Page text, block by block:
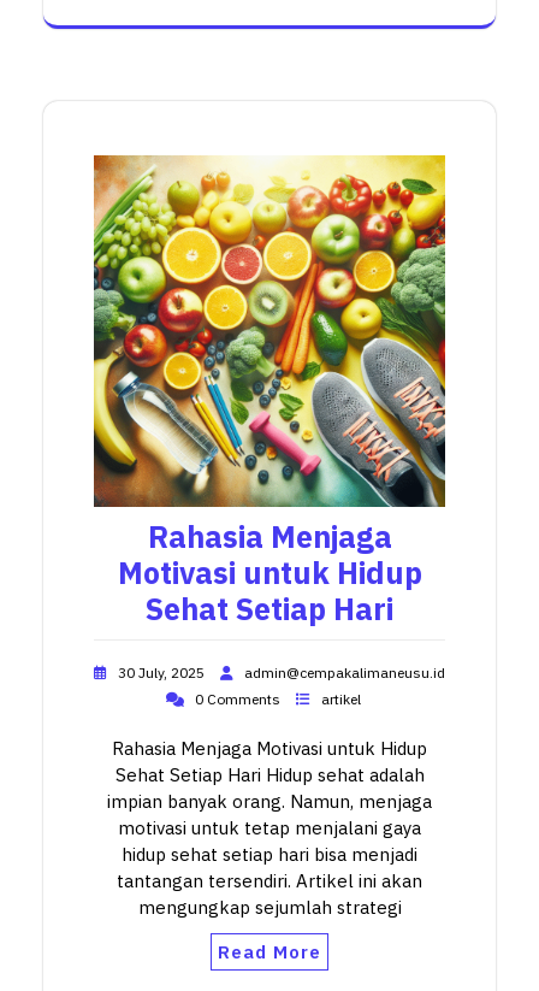
Rahasia Menjaga
Motivasi untuk Hidup
Sehat Setiap Hari
30 July, 2025
admin@cempakalimaneusu.id
0 Comments
artikel
Rahasia Menjaga Motivasi untuk Hidup
Sehat Setiap Hari Hidup sehat adalah
impian banyak orang. Namun, menjaga
motivasi untuk tetap menjalani gaya
hidup sehat setiap hari bisa menjadi
tantangan tersendiri. Artikel ini akan
mengungkap sejumlah strategi
Read More